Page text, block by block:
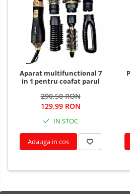
Aparat multifunctional 7
in 1 pentru coafat parul
290,50 RON
129,99 RON
IN STOC
Adauga in cos